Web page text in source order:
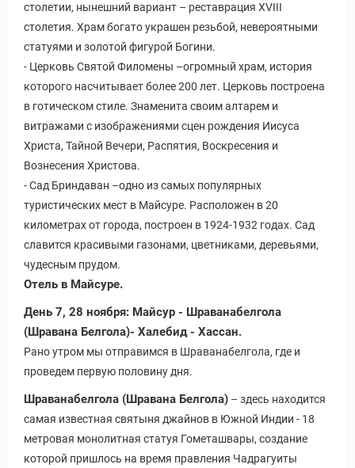
столетии, нынешний вариант – реставрация XVIII
столетия. Храм богато украшен резьбой, невероятными
статуями и золотой фигурой Богини.
- Церковь Святой Филомены –огромный храм, история
которого насчитывает более 200 лет. Церковь построена
в готическом стиле. Знаменита своим алтарем и
витражами с изображениями сцен рождения Иисуса
Христа, Тайной Вечери, Распятия, Воскресения и
Вознесения Христова.
- Сад Бриндаван –одно из самых популярных
туристических мест в Майсуре. Расположен в 20
километрах от города, построен в 1924-1932 годах. Сад
славится красивыми газонами, цветниками, деревьями,
чудесным прудом.
Отель в Майсуре.
День 7, 28 ноября: Майсур - Шраванабелгола
(Шравана Белгола)- Халебид - Хассан.
Рано утром мы отправимся в Шраванабелгола, где и
проведем первую половину дня.
Шраванабелгола (Шравана Белгола) – здесь находится
самая известная святыня джайнов в Южной Индии - 18
метровая монолитная статуя Гометашвары, создание
которой пришлось на время правления Чадрагуиты